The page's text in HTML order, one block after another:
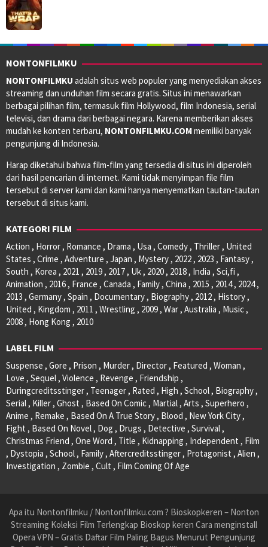
NONTONFILMKU
NONTONFILMKU adalah situs web populer yang menyediakan akses
streaming dan unduhan film secara gratis. Situs ini menawarkan
berbagai pilihan film, termasuk film Hollywood, film Indonesia, serial
televisi, dan drama dari berbagai negara. Karena memberikan akses
mudah ke konten terbaru, NONTONFILMKU.COMmemiliki banyak
pengunjung di Indonesia.
Harap diketahui bahwa film-film yang tersedia di situs ini diperoleh
dari hasil pencarian di internet. Kami tidak menyimpan file film
tersebut di server kami dan kami hanya menyematkan tautan-tautan
tersebut di situs kami.
KATEGORI FILM
Action , Horror , Romance , Drama , Usa , Comedy , Thriller , United
States , Crime , Adventure , Japan , Mystery , 2022 , 2023 , Fantasy ,
South , Korea , 2021 , 2019 , 2017 , Uk , 2020 , 2018 , India , Sci,fi ,
Animation , 2016 , France , Canada , Family , China , 2015 , 2014 , 2024 ,
2013 , Germany , Spain , Documentary , Biography , 2012 , History ,
United , Kingdom , 2011 , Wrestling , 2009 , War , Australia , Music ,
2008 , Hong Kong , 2010
LABEL FILM
Suspense , Gore , Prison , Murder , Director , Featured , Woman ,
Love , Sequel , Violence , Revenge , Friendship ,
Duringcreditsstinger , Teenager , Rated , High , School , Biography ,
Serial , Killer , Ghost , Based On Comic , Martial , Arts , Superhero ,
Anime , Remake , Based On A True Story , Blood , New York City ,
Fight , Based On Novel , Dog , Drugs , Detective , Survival ,
Christmas Friend , One Word , Title , Kidnapping , Independent , Film
, Dystopia , School , Family , Aftercreditsstinger , Protagonist , Alien ,
Investigation , Zombie , Cult , Film Coming Of Age
Apa itu Nontonfilmku / Nontonfilmku.com ? Bioskopkeren – Nonton
Streaming Koleksi Film Terlengkap Bioskop keren Cara menginstall
Opera VPN – Gratis Daftar Film Paling Bagus Menurut Pengunjung